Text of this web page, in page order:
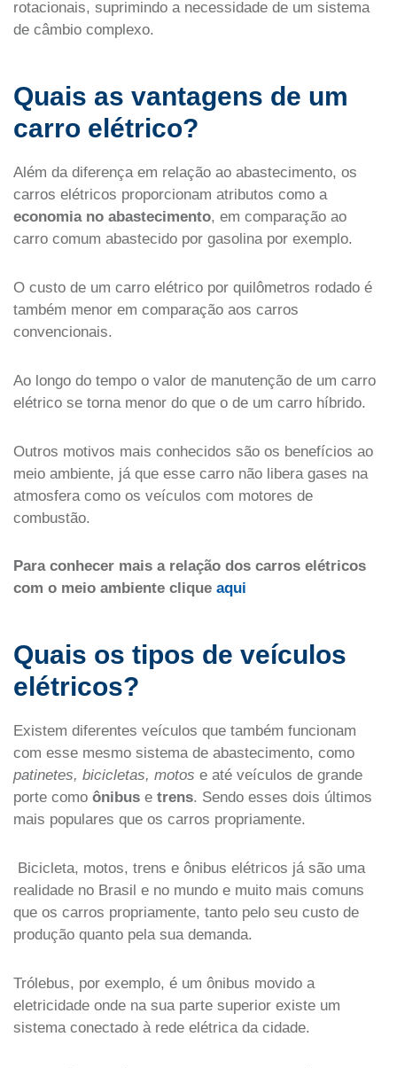
rotacionais, suprimindo a necessidade de um sistema
de câmbio complexo.
Quais as vantagens de um
carro elétrico?
Além da diferença em relação ao abastecimento, os
carros elétricos proporcionam atributos como a
economia no abastecimento, em comparação ao
carro comum abastecido por gasolina por exemplo.
O custo de um carro elétrico por quilômetros rodado é
também menor em comparação aos carros
convencionais.
Ao longo do tempo o valor de manutenção de um carro
elétrico se torna menor do que o de um carro híbrido.
Outros motivos mais conhecidos são os benefícios ao
meio ambiente, já que esse carro não libera gases na
atmosfera como os veículos com motores de
combustão.
Para conhecer mais a relação dos carros elétricos
com o meio ambiente clique aqui
Quais os tipos de veículos
elétricos?
Existem diferentes veículos que também funcionam
com esse mesmo sistema de abastecimento, como
patinetes, bicicletas, motos e até veículos de grande
porte como ônibus e trens. Sendo esses dois últimos
mais populares que os carros propriamente.
Bicicleta, motos, trens e ônibus elétricos já são uma
realidade no Brasil e no mundo e muito mais comuns
que os carros propriamente, tanto pelo seu custo de
produção quanto pela sua demanda.
Trólebus, por exemplo, é um ônibus movido a
eletricidade onde na sua parte superior existe um
sistema conectado à rede elétrica da cidade.